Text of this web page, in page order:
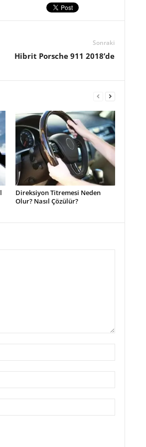
Sonraki
Hibrit Porsche 911 2018’de
Direksiyon Titremesi Neden
Olur? Nasıl Çözülür?